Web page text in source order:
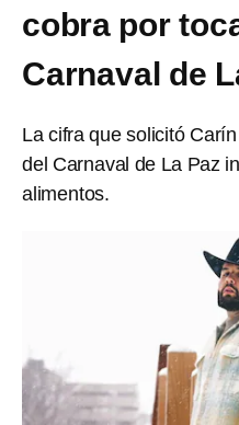
cobra por
Carnaval de
La cifra que solicitó
del Carnaval de La Paz
alimentos.